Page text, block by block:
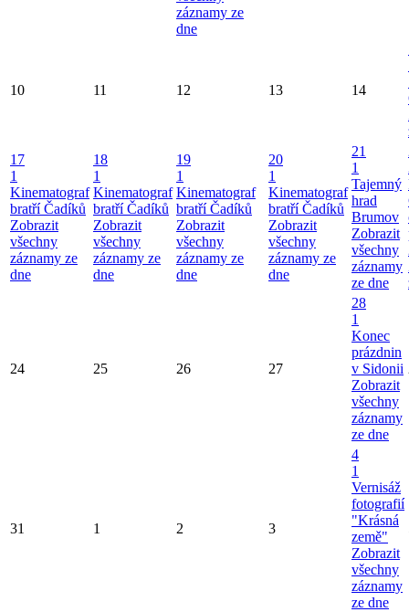
záznamy ze
dne
10 11 12 13 14
17
1
Kinematograf
bratří Čadíků
Zobrazit
všechny
záznamy ze
dne
18
1
Kinematograf
bratří Čadíků
Zobrazit
všechny
záznamy ze
dne
19
1
Kinematograf
bratří Čadíků
Zobrazit
všechny
záznamy ze
dne
20
1
Kinematograf
bratří Čadíků
Zobrazit
všechny
záznamy ze
dne
21
1
Tajemný
hrad
Brumov
Zobrazit
všechny
záznamy
ze dne
24 25 26 27
28
1
Konec
prázdnin
v Sidonii
Zobrazit
všechny
záznamy
ze dne
31 1 2 3
4
1
Vernisáž
fotografií
"Krásná
země"
Zobrazit
všechny
záznamy
ze dne